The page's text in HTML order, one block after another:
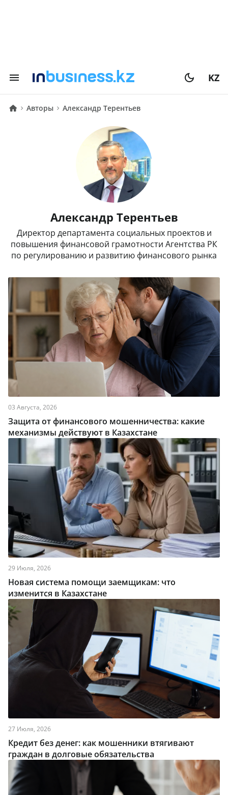
KZ
Авторы Александр Терентьев
Александр Терентьев
Директор департамента социальных проектов и
повышения финансовой грамотности Агентства РК
по регулированию и развитию финансового рынка
03 Августа, 2026
Защита от финансового мошенничества: какие
механизмы действуют в Казахстане
29 Июля, 2026
Новая система помощи заемщикам: что
изменится в Казахстане
27 Июля, 2026
Кредит без денег: как мошенники втягивают
граждан в долговые обязательства